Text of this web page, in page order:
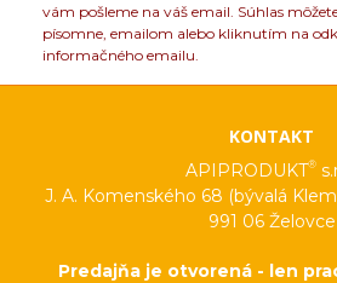
vám pošleme na váš email. Súhlas
písomne, emailom alebo kliknutím na
informačného emailu.
KONTAKT
APIPRODUKT®
J. A. Komenského 68 (bývalá
991 06 Želovce
Predajňa je otvorená - len